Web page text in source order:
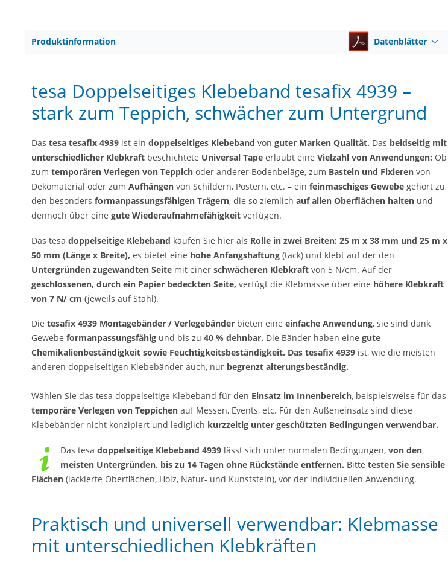
Produktinformation Datenblätter
tesa Doppelseitiges Klebeband tesafix 4939 –
stark zum Teppich, schwächer zum Untergrund
Das tesa tesafix 4939 ist ein doppelseitiges Klebeband von guter Marken Qualität. Das beidseitig mit
unterschiedlicher Klebkraft beschichtete Universal Tape erlaubt eine Vielzahl von Anwendungen: Ob
zum temporären Verlegen von Teppich oder anderer Bodenbeläge, zum Basteln und Fixieren von
Dekomaterial oder zum Aufhängen von Schildern, Postern, etc. – ein feinmaschiges Gewebe gehört zu
den besonders formanpassungsfähigen Trägern, die so ziemlich auf allen Oberflächen halten und
dennoch über eine gute Wiederaufnahmefähigkeit verfügen.
Das tesa doppelseitige Klebeband kaufen Sie hier als Rolle in zwei Breiten: 25 m x 38 mm und 25 m x
50 mm (Länge x Breite), es bietet eine hohe Anfangshaftung (tack) und klebt auf der den
Untergründen zugewandten Seite mit einer schwächeren Klebkraft von 5 N/cm. Auf der
geschlossenen, durch ein Papier bedeckten Seite, verfügt die Klebmasse über eine höhere Klebkraft
von 7 N/ cm (jeweils auf Stahl).
Die tesafix 4939 Montagebänder / Verlegebänder bieten eine einfache Anwendung, sie sind dank
Gewebe formanpassungsfähig und bis zu 40 % dehnbar. Die Bänder haben eine gute
Chemikalienbeständigkeit sowie Feuchtigkeitsbeständigkeit. Das tesafix 4939 ist, wie die meisten
anderen doppelseitigen Klebebänder auch, nur begrenzt alterungsbeständig.
Wählen Sie das tesa doppelseitige Klebeband für den Einsatz im Innenbereich, beispielsweise für das
temporäre Verlegen von Teppichen auf Messen, Events, etc. Für den Außeneinsatz sind diese
Klebebänder nicht konzipiert und lediglich kurzzeitig unter geschützten Bedingungen verwendbar.
Das tesa doppelseitige Klebeband 4939 lässt sich unter normalen Bedingungen, von den
meisten Untergründen, bis zu 14 Tagen ohne Rückstände entfernen. Bitte testen Sie sensible
Flächen (lackierte Oberflächen, Holz, Natur- und Kunststein), vor der individuellen Anwendung.
Praktisch und universell verwendbar: Klebmasse
mit unterschiedlichen Klebkräften